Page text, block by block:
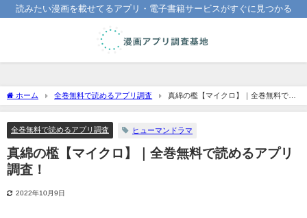
読みたい漫画を載せてるアプリ・電子書籍サービスがすぐに見つかる
ホーム 全巻無料で読めるアプリ調査
真綿の檻【マイクロ】｜全巻無料で読
めるアプリ調査！
全巻無料で読めるアプリ調査 ヒューマンドラマ
真綿の檻【マイクロ】｜全巻無料で読めるアプリ
調査！
2022年10月9日